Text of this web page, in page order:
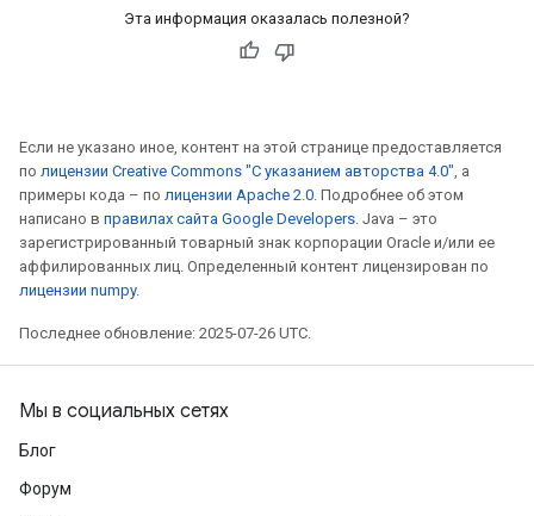
Эта информация оказалась полезной?
Если не указано иное, контент на этой странице предоставляется
по лицензии Creative Commons "С указанием авторства 4.0", а
примеры кода – по лицензии Apache 2.0. Подробнее об этом
написано в правилах сайта Google Developers. Java – это
зарегистрированный товарный знак корпорации Oracle и/или ее
аффилированных лиц. Определенный контент лицензирован по
лицензии numpy.
Последнее обновление: 2025-07-26 UTC.
Мы в социальных сетях
Блог
Форум